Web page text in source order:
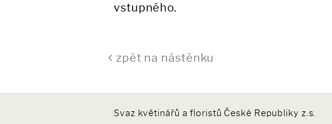
vstupného.
zpět na nástěnku
Svaz květinářů a floristů České Republiky z.s.